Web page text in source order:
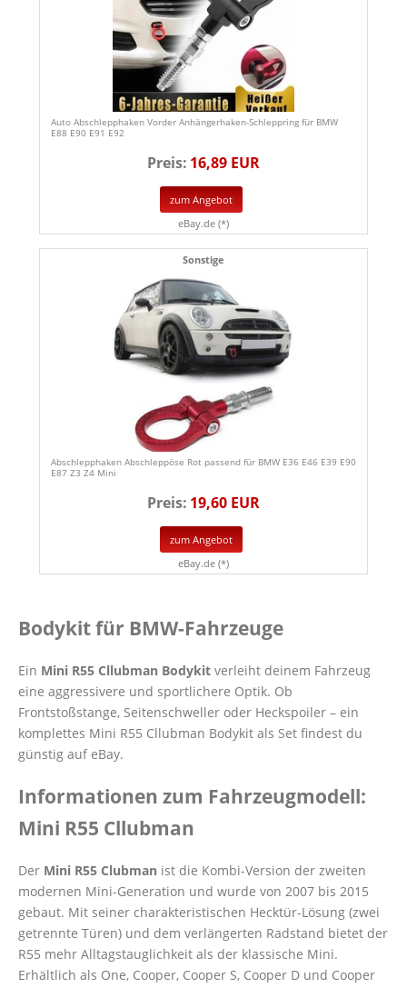
Auto Abschlepphaken Vorder Anhängerhaken-Schleppring für BMW
E88 E90 E91 E92
Preis: 16,89 EUR
zum Angebot
eBay.de (*)
Sonstige
Abschlepphaken Abschleppöse Rot passend für BMW E36 E46 E39 E90
E87 Z3 Z4 Mini
Preis: 19,60 EUR
zum Angebot
eBay.de (*)
Bodykit für BMW-Fahrzeuge
Ein Mini R55 Cllubman Bodykit verleiht deinem Fahrzeug
eine aggressivere und sportlichere Optik. Ob
Frontstoßstange, Seitenschweller oder Heckspoiler – ein
komplettes Mini R55 Cllubman Bodykit als Set findest du
günstig auf eBay.
Informationen zum Fahrzeugmodell:
Mini R55 Cllubman
Der Mini R55 Clubman ist die Kombi-Version der zweiten
modernen Mini-Generation und wurde von 2007 bis 2015
gebaut. Mit seiner charakteristischen Hecktür-Lösung (zwei
getrennte Türen) und dem verlängerten Radstand bietet der
R55 mehr Alltagstauglichkeit als der klassische Mini.
Erhältlich als One, Cooper, Cooper S, Cooper D und Cooper